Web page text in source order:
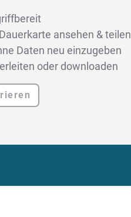
ansehen & teilen
Daten neu einzugeben
oder downloaden